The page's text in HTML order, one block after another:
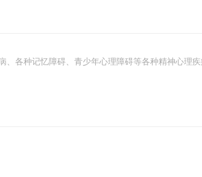
各种记忆障碍、青少年心理障碍等各种精神心理